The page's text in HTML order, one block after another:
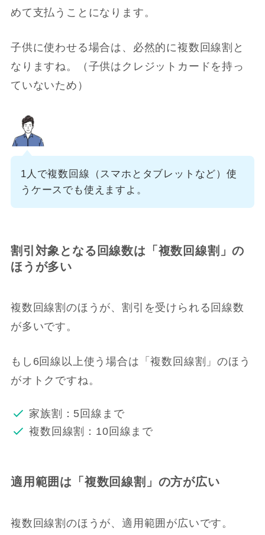
めて支払うことになります。
子供に使わせる場合は、必然的に複数回線割と
なりますね。（子供はクレジットカードを持っ
ていないため）
1人で複数回線（スマホとタブレットなど）使
うケースでも使えますよ。
割引対象となる回線数は「複数回線割」の
ほうが多い
複数回線割のほうが、割引を受けられる回線数
が多いです。
もし6回線以上使う場合は「複数回線割」のほう
がオトクですね。
家族割：5回線まで
複数回線割：10回線まで
適用範囲は「複数回線割」の方が広い
複数回線割のほうが、適用範囲が広いです。